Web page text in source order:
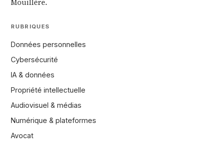
Mouillère.
RUBRIQUES
Données personnelles
Cybersécurité
IA & données
Propriété intellectuelle
Audiovisuel & médias
Numérique & plateformes
Avocat